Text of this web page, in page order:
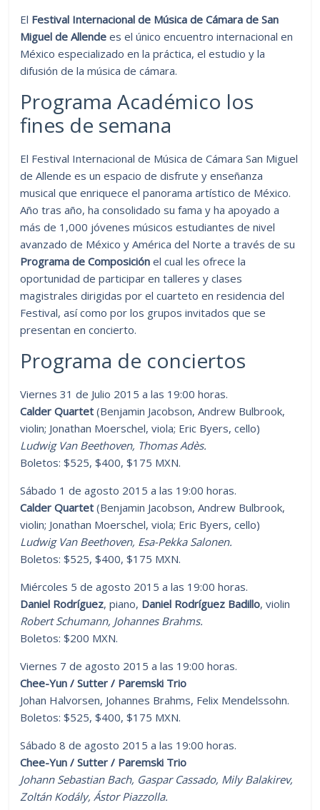
El Festival Internacional de Música de Cámara de San
Miguel de Allende es el único encuentro internacional en
México especializado en la práctica, el estudio y la
difusión de la música de cámara.
Programa Académico los
fines de semana
El Festival Internacional de Música de Cámara San Miguel
de Allende es un espacio de disfrute y enseñanza
musical que enriquece el panorama artístico de México.
Año tras año, ha consolidado su fama y ha apoyado a
más de 1,000 jóvenes músicos estudiantes de nivel
avanzado de México y América del Norte a través de su
Programa de Composición el cual les ofrece la
oportunidad de participar en talleres y clases
magistrales dirigidas por el cuarteto en residencia del
Festival, así como por los grupos invitados que se
presentan en concierto.
Programa de conciertos
Viernes 31 de Julio 2015 a las 19:00 horas.
Calder Quartet (Benjamin Jacobson, Andrew Bulbrook,
violin; Jonathan Moerschel, viola; Eric Byers, cello)
Ludwig Van Beethoven, Thomas Adès.
Boletos: $525, $400, $175 MXN.
Sábado 1 de agosto 2015 a las 19:00 horas.
Calder Quartet (Benjamin Jacobson, Andrew Bulbrook,
violin; Jonathan Moerschel, viola; Eric Byers, cello)
Ludwig Van Beethoven, Esa-Pekka Salonen.
Boletos: $525, $400, $175 MXN.
Miércoles 5 de agosto 2015 a las 19:00 horas.
Daniel Rodríguez, piano, Daniel Rodríguez Badillo, violin
Robert Schumann, Johannes Brahms.
Boletos: $200 MXN.
Viernes 7 de agosto 2015 a las 19:00 horas.
Chee-Yun / Sutter / Paremski Trio
Johan Halvorsen, Johannes Brahms, Felix Mendelssohn.
Boletos: $525, $400, $175 MXN.
Sábado 8 de agosto 2015 a las 19:00 horas.
Chee-Yun / Sutter / Paremski Trio
Johann Sebastian Bach, Gaspar Cassado, Mily Balakirev,
Zoltán Kodály, Ástor Piazzolla.